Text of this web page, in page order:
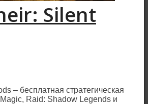
Silent
– бесплатная стратегическая
Raid: Shadow Legends и